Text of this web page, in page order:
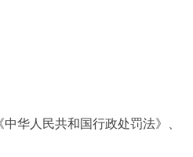
华人民共和国行政处罚法》、